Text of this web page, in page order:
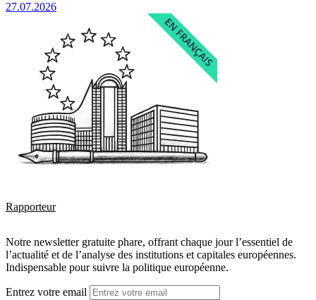
27.07.2026
Rapporteur
Notre newsletter gratuite phare, offrant chaque jour l’essentiel de
l’actualité et de l’analyse des institutions et capitales européennes.
Indispensable pour suivre la politique européenne.
Entrez votre email